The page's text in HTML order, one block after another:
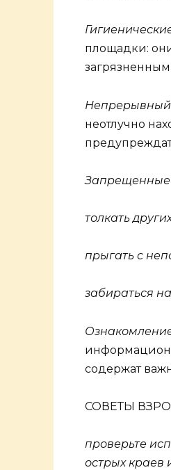
площадки:
Непрерывный
неотлучно
Запрещенные
толкать
прыгать с
забираться
содержат
СОВЕТЫ
проверьте
острых краев